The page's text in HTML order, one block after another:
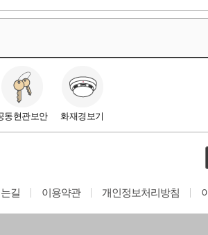
동현관보안 화재경보기
길 이용약관 개인정보처리방침